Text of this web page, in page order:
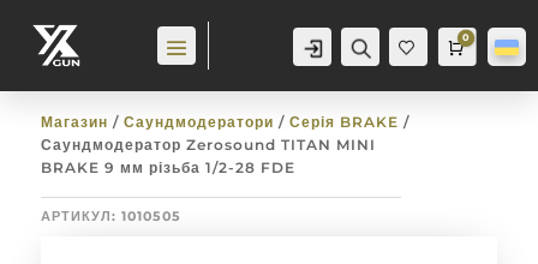
Аккаунт Пошук
Баж
анн
Cart
0
0,0грн
Магазин / Саундмодератори / Серія BRAKE /
Саундмодератор Zerosound TITAN MINI
BRAKE 9 мм різьба 1/2-28 FDE
АРТИКУЛ: 1010505